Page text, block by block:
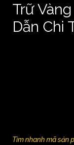
Trữ
Dẫn Chi
Tìm nhanh mã sản